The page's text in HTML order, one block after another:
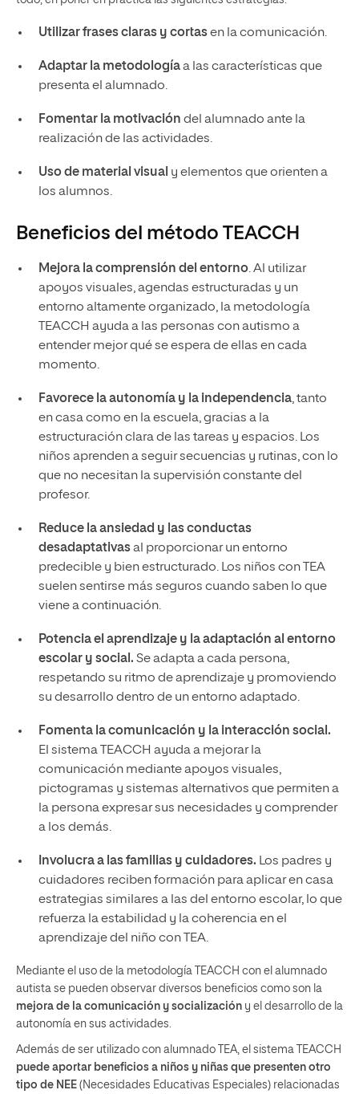
Utilizar frases claras y cortasen la comunicación.
Adaptar la metodologíaa las características que
presenta el alumnado.
Fomentar la motivación del alumnado ante la
realización de las actividades.
Uso de material visual y elementos que orienten a
los alumnos.
Beneficios del método TEACCH
Mejora la comprensión del entorno. Al utilizar
apoyos visuales, agendas estructuradas y un
entorno altamente organizado, la metodología
TEACCH ayuda a las personas con autismo a
entender mejor qué se espera de ellas en cada
momento.
Favorece la autonomía y la independencia, tanto
en casa como en la escuela, gracias a la
estructuración clara de las tareas y espacios. Los
niños aprenden a seguir secuencias y rutinas, con lo
que no necesitan la supervisión constante del
profesor.
Reduce la ansiedad y las conductas
desadaptativasal proporcionar un entorno
predecible y bien estructurado. Los niños con TEA
suelen sentirse más seguros cuando saben lo que
viene a continuación.
Potencia el aprendizaje y la adaptación al entorno
escolar y social. Se adapta a cada persona,
respetando su ritmo de aprendizaje y promoviendo
su desarrollo dentro de un entorno adaptado.
Fomenta la comunicación y la interacción social.
El sistema TEACCH ayuda a mejorar la
comunicación mediante apoyos visuales,
pictogramas y sistemas alternativos que permiten a
la persona expresar sus necesidades y comprender
a los demás.
Involucra a las familias y cuidadores. Los padres y
cuidadores reciben formación para aplicar en casa
estrategias similares a las del entorno escolar, lo que
refuerza la estabilidad y la coherencia en el
aprendizaje del niño con TEA.
Mediante el uso de la metodología TEACCH con el alumnado
autista se pueden observar diversos beneficios como son la
mejora de la comunicación y socialización y el desarrollo de la
autonomía en sus actividades.
Además de ser utilizado con alumnado TEA, el sistema TEACCH
puede aportar beneficios a niños y niñas que presenten otro
tipo de NEE (Necesidades Educativas Especiales) relacionadas